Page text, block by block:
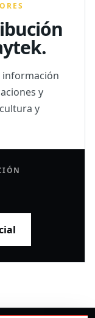
información
y
y